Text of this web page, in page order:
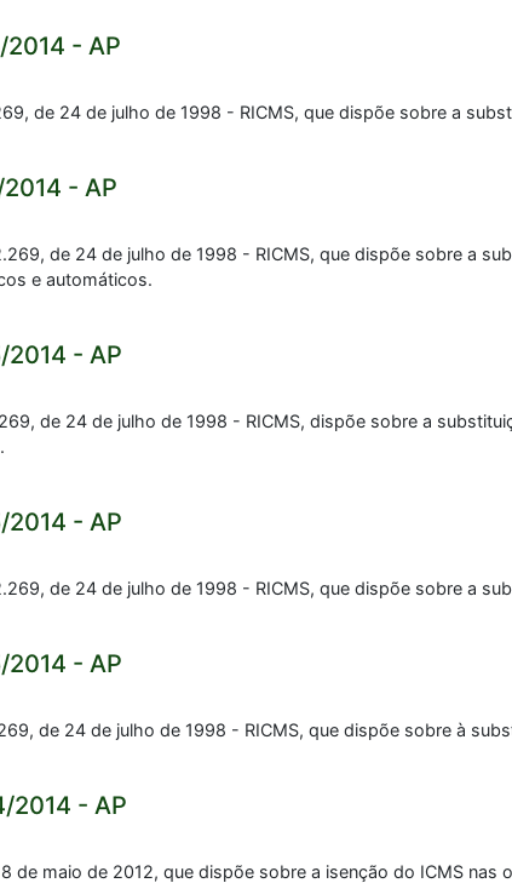
2014 - AP
de 24 de julho de 1998 - RICMS, que dispõe sobre a
- AP
de 24 de julho de 1998 - RICMS, que dispõe sobre a
e automáticos.
2014 - AP
de 24 de julho de 1998 - RICMS, dispõe sobre a
2014 - AP
de 24 de julho de 1998 - RICMS, que dispõe sobre a
2014 - AP
de 24 de julho de 1998 - RICMS, que dispõe sobre à
2014 - AP
de maio de 2012, que dispõe sobre a isenção do ICMS